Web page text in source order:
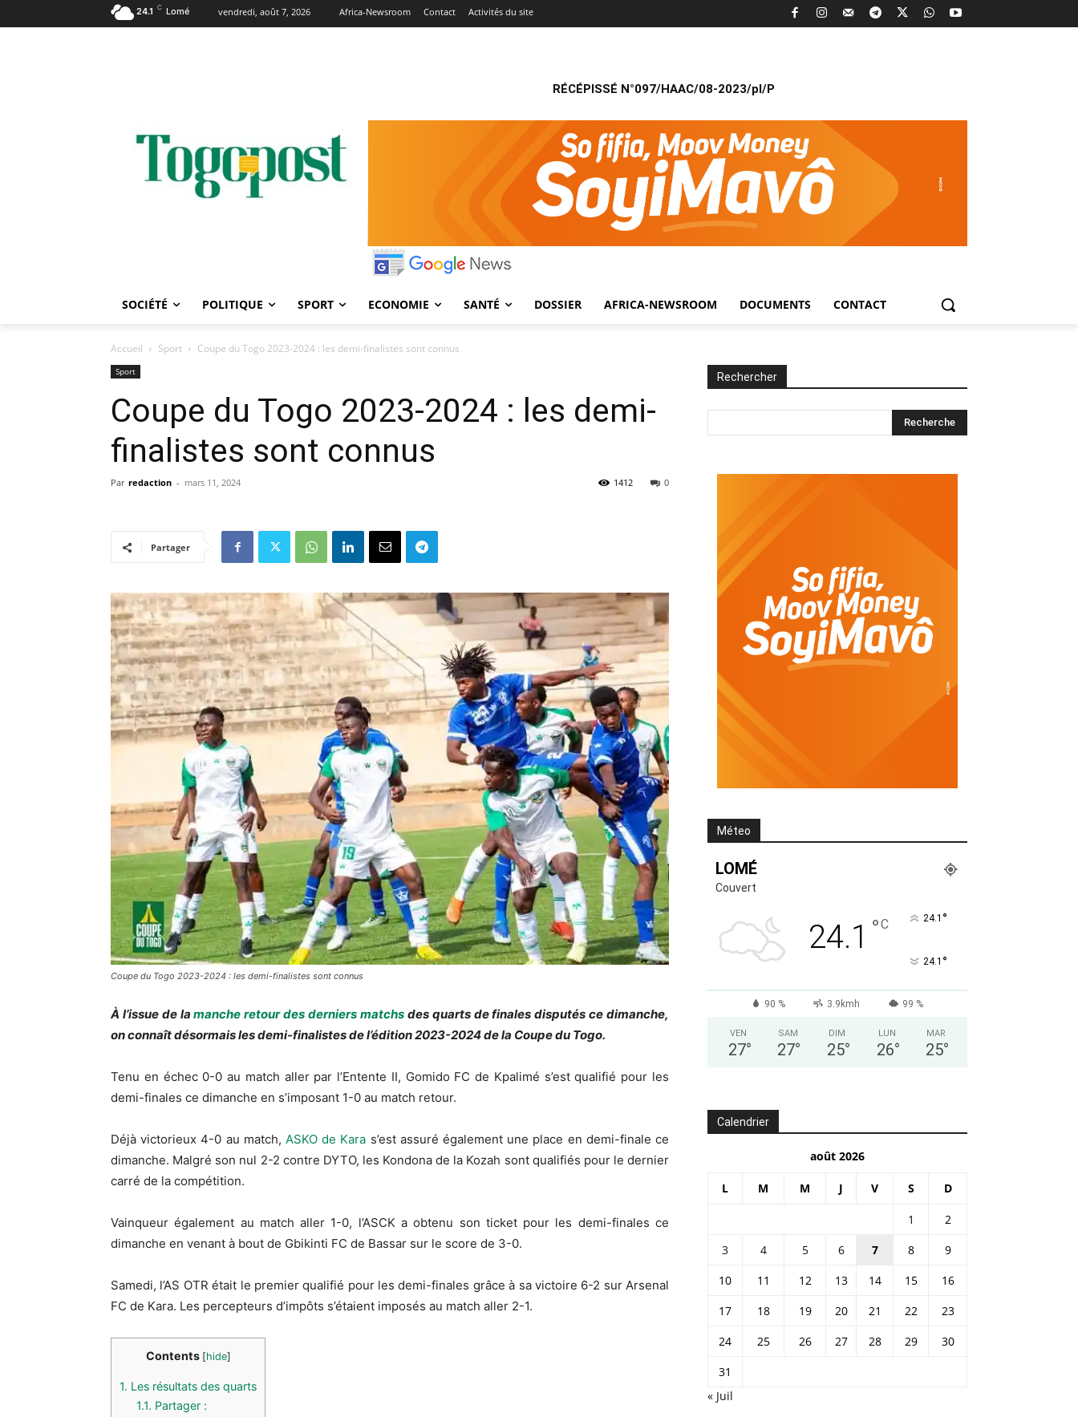
24.1 C Lomé vendredi, août 7, 2026 Africa-Newsroom Contact Activités du site
RÉCÉPISSÉ N°097/HAAC/08-2023/pl/P
SOCIÉTÉ POLITIQUE SPORT ECONOMIE SANTÉ DOSSIER AFRICA-NEWSROOM DOCUMENTS CONTACT
Accueil Sport Coupe du Togo 2023-2024 : les demi-finalistes sont connus
Sport
Coupe du Togo 2023-2024 : les demi-
finalistes sont connus
Par redaction - mars 11, 2024 0
1412
Partager
Coupe du Togo 2023-2024 : les demi-finalistes sont connus
À l’issue de lamanche retour des derniers matchsdes quarts de finales disputés ce dimanche,
on connaît désormais les demi-finalistes de l’édition 2023-2024 de la Coupe du Togo.
Tenu en échec 0-0 au match aller par l’Entente II, Gomido FC de Kpalimé s’est qualifié pour les
demi-finales ce dimanche en s’imposant 1-0 au match retour.
Déjà victorieux 4-0 au match, ASKO de Kara s’est assuré également une place en demi-finale ce
dimanche. Malgré son nul 2-2 contre DYTO, les Kondona de la Kozah sont qualifiés pour le dernier
carré de la compétition.
Vainqueur également au match aller 1-0, l’ASCK a obtenu son ticket pour les demi-finales ce
dimanche en venant à bout de Gbikinti FC de Bassar sur le score de 3-0.
Samedi, l’AS OTR était le premier qualifié pour les demi-finales grâce à sa victoire 6-2 sur Arsenal
FC de Kara. Les percepteurs d’impôts s’étaient imposés au match aller 2-1.
Contents [hide]
1. Les résultats des quarts
1.1. Partager :
Rechercher
Méteo
LOMÉ
Couvert
24.1 °C 24.1 °
24.1 °
90 % 3.9kmh 99 %
VEN
27°
SAM
27°
DIM
25°
LUN
26°
MAR
25°
Calendrier
août 2026
L M M J V S D
1
2
3
4 5 6 7 8
9
10
11 12 13 14 15
16
17
18 19 20 21 22
23
24
25 26 27 28 29
30
31
« Juil